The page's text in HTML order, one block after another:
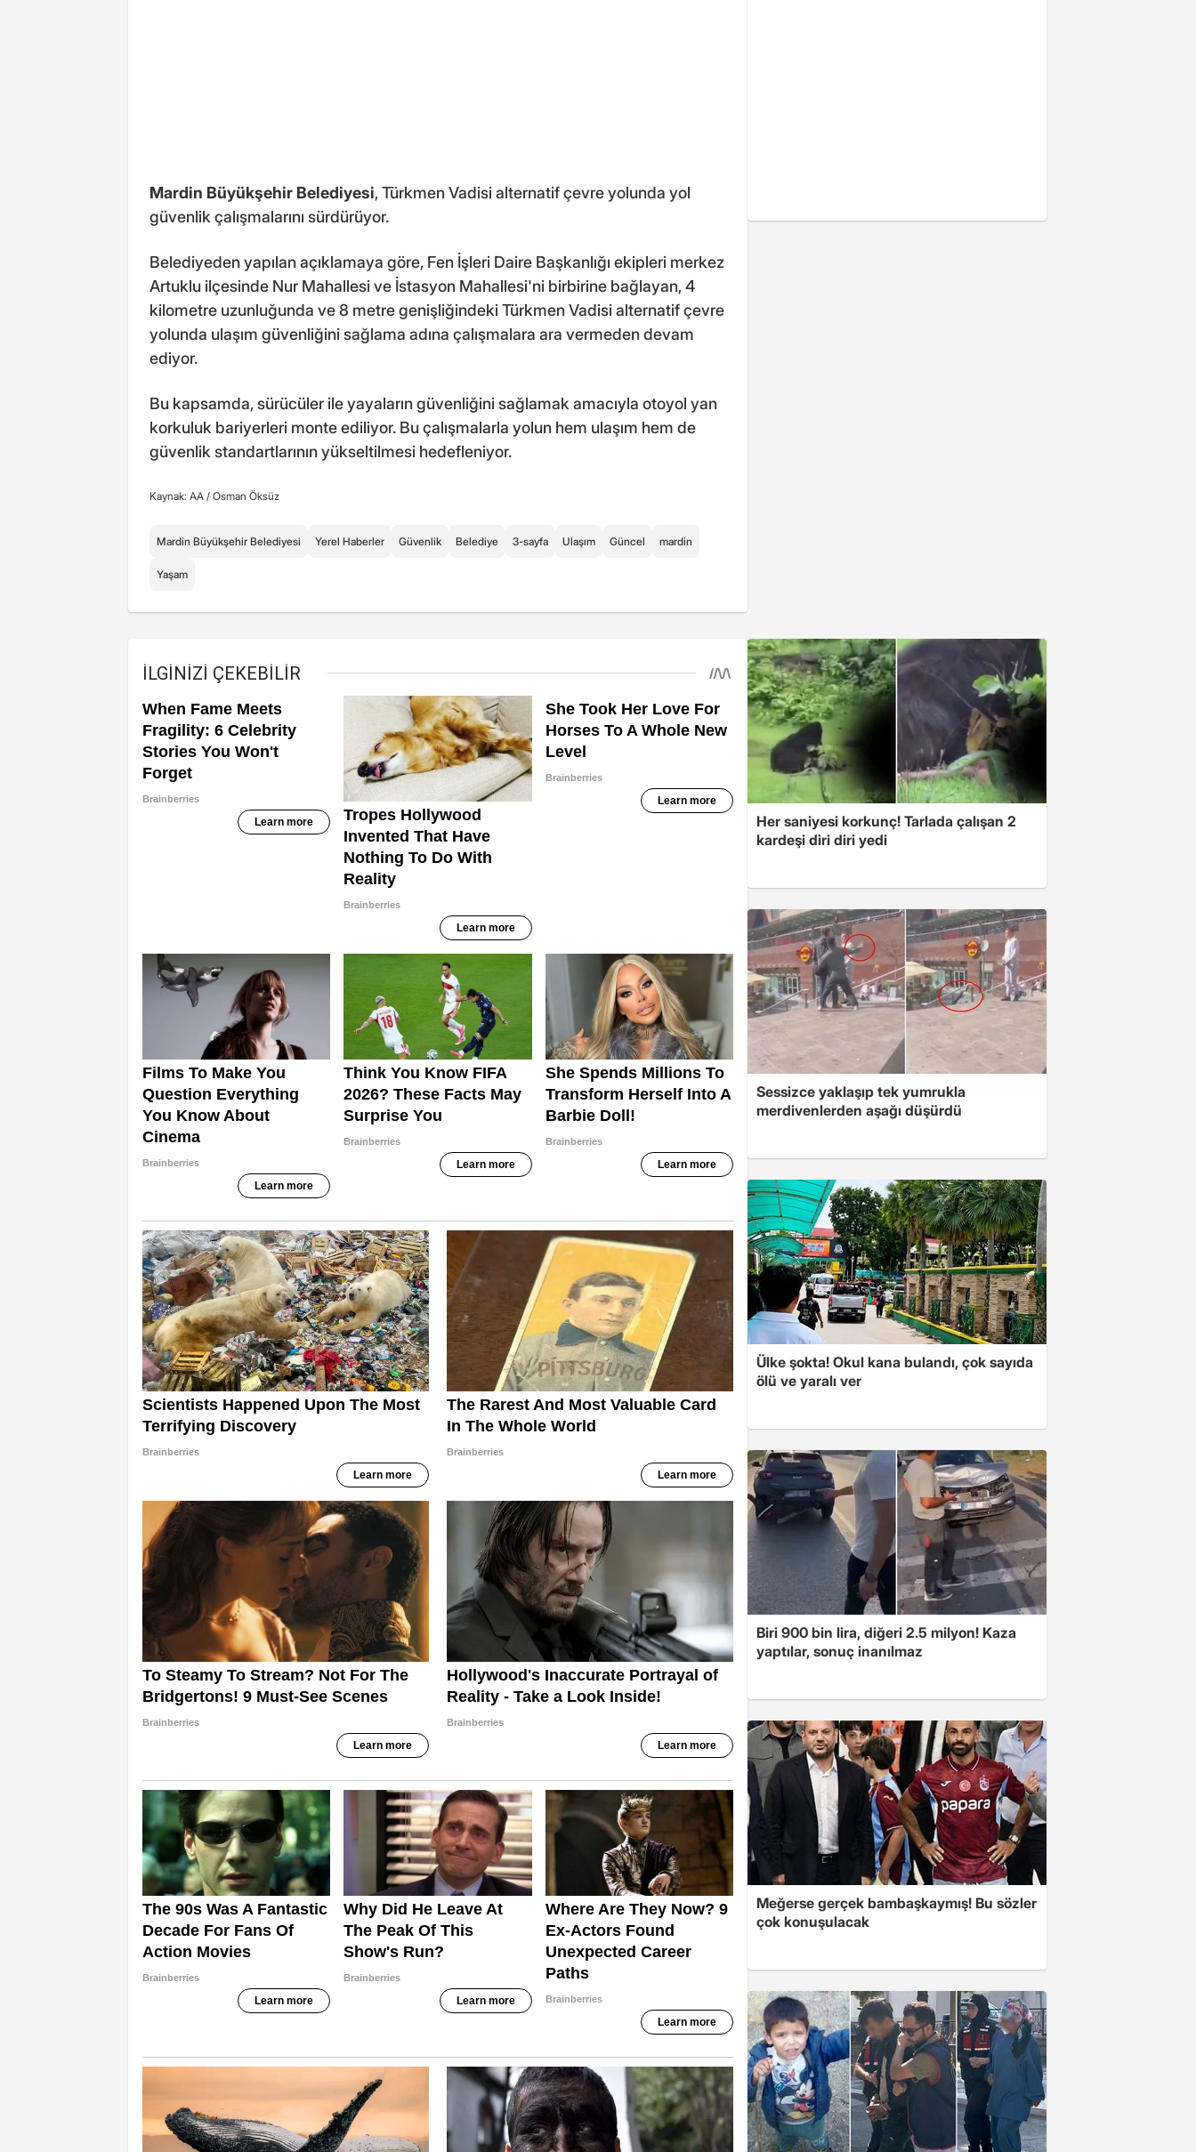
Mardin Büyükşehir Belediyesi, Türkmen Vadisi alternatif çevre yolunda yol
güvenlik çalışmalarını sürdürüyor.
Belediyeden yapılan açıklamaya göre, Fen İşleri Daire Başkanlığı ekipleri merkez
Artuklu ilçesinde Nur Mahallesi ve İstasyon Mahallesi'ni birbirine bağlayan, 4
kilometre uzunluğunda ve 8 metre genişliğindeki Türkmen Vadisi alternatif çevre
yolunda ulaşım güvenliğini sağlama adına çalışmalara ara vermeden devam
ediyor.
Bu kapsamda, sürücüler ile yayaların güvenliğini sağlamak amacıyla otoyol yan
korkuluk bariyerleri monte ediliyor. Bu çalışmalarla yolun hem ulaşım hem de
güvenlik standartlarının yükseltilmesi hedefleniyor.
Kaynak: AA / Osman Öksüz
Mardin Büyükşehir Belediyesi Yerel Haberler Güvenlik Belediye 3-sayfa Ulaşım Güncel mardin
Yaşam
Her saniyesi korkunç! Tarlada çalışan 2
kardeşi diri diri yedi
Sessizce yaklaşıp tek yumrukla
merdivenlerden aşağı düşürdü
Ülke şokta! Okul kana bulandı, çok sayıda
ölü ve yaralı ver
Biri 900 bin lira, diğeri 2.5 milyon! Kaza
yaptılar, sonuç inanılmaz
Meğerse gerçek bambaşkaymış! Bu sözler
çok konuşulacak